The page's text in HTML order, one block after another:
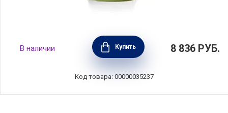
Бутылка для масла Verde Mela 750 мл,
керамика, Nuova Cer, Италия, 8655-VML
В наличии Купить 8 836 РУБ.
Код товара: 00000035237